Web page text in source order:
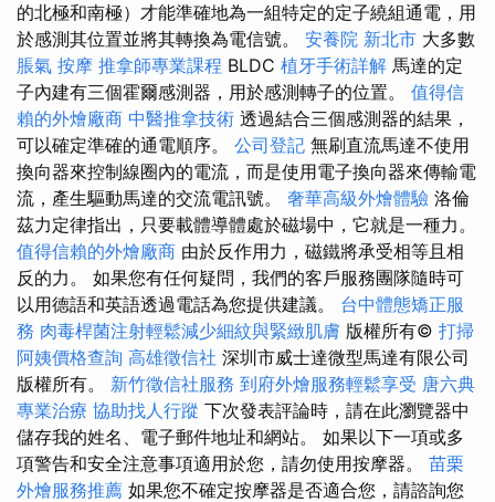
的北極和南極）才能準確地為一組特定的定子繞組通電，用
於感測其位置並將其轉換為電信號。 安養院 新北市 大多數
脹氣 按摩 推拿師專業課程 BLDC 植牙手術詳解 馬達的定
子內建有三個霍爾感測器，用於感測轉子的位置。 值得信
賴的外燴廠商 中醫推拿技術 透過結合三個感測器的結果，
可以確定準確的通電順序。 公司登記 無刷直流馬達不使用
換向器來控制線圈內的電流，而是使用電子換向器來傳輸電
流，產生驅動馬達的交流電訊號。 奢華高級外燴體驗 洛倫
茲力定律指出，只要載體導體處於磁場中，它就是一種力。
值得信賴的外燴廠商 由於反作用力，磁鐵將承受相等且相
反的力。 如果您有任何疑問，我們的客戶服務團隊隨時可
以用德語和英語透過電話為您提供建議。 台中體態矯正服
務 肉毒桿菌注射輕鬆減少細紋與緊緻肌膚 版權所有© 打掃
阿姨價格查詢 高雄徵信社 深圳市威士達微型馬達有限公司
版權所有。 新竹徵信社服務 到府外燴服務輕鬆享受 唐六典
專業治療 協助找人行蹤 下次發表評論時，請在此瀏覽器中
儲存我的姓名、電子郵件地址和網站。 如果以下一項或多
項警告和安全注意事項適用於您，請勿使用按摩器。 苗栗
外燴服務推薦 如果您不確定按摩器是否適合您，請諮詢您